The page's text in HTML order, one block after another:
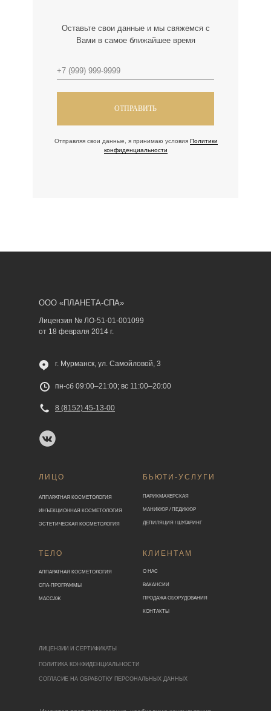
ОТПРАВИТЬ
Оставьте свои данные и мы свяжемся с
Вами в самое ближайшее время
Отправляя свои данные, я принимаю условия Политики
конфиденциальности
АППАРАТНАЯ КОСМЕТОЛОГИЯ
АППАРАТНАЯ КОСМЕТОЛОГИЯ
ПАРИКМАХЕРСКАЯ
ИНЪЕКЦИОННАЯ КОСМЕТОЛОГИЯ
СПА-ПРОГРАММЫ
МАНИКЮР / ПЕДИКЮР
ЭСТЕТИЧЕСКАЯ КОСМЕТОЛОГИЯ
МАССАЖ
ДЕПИЛЯЦИЯ / ШУГАРИНГ
ЛИЦО
ТЕЛО
БЬЮТИ-УСЛУГИ
СОГЛАСИЕ НА ОБРАБОТКУ ПЕРСОНАЛЬНЫХ ДАННЫХ
ПОЛИТИКА КОНФИДЕНЦИАЛЬНОСТИ
ЛИЦЕНЗИИ И СЕРТИФИКАТЫ
ООО «ПЛАНЕТА-СПА»
Лицензия № ЛО-51-01-001099
от 18 февраля 2014 г.
г. Мурманск, ул. Самойловой, 3
8 (8152) 45-13-00
пн-сб 09:00–21:00; вс 11:00–20:00
КЛИЕНТАМ
О НАС
ВАКАНСИИ
ПРОДАЖА ОБОРУДОВАНИЯ
КОНТАКТЫ